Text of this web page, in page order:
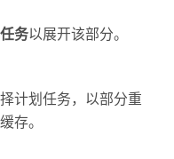
务以展开该部分。
计划任务，以部分重
存。